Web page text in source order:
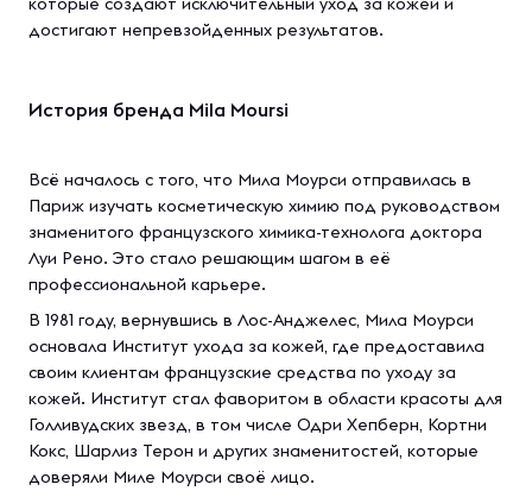
достигают непревзойденных результатов.
История бренда Mila Moursi
Всё началось с того, что Мила Моурси отправилась в
Париж изучать косметическую химию под руководством
знаменитого французского химика-технолога доктора
Луи Рено. Это стало решающим шагом в её
профессиональной карьере.
В 1981 году, вернувшись в Лос-Анджелес, Мила Моурси
основала Институт ухода за кожей, где предоставила
своим клиентам французские средства по уходу за
кожей. Институт стал фаворитом в области красоты для
Голливудских звезд, в том числе Одри Хепберн, Кортни
Кокс, Шарлиз Терон и других знаменитостей, которые
доверяли Миле Моурси своё лицо.